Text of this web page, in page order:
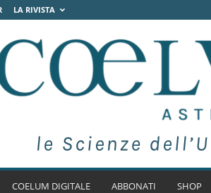
LA RIVISTA
COELUM DIGITALE ABBONATI SHOP